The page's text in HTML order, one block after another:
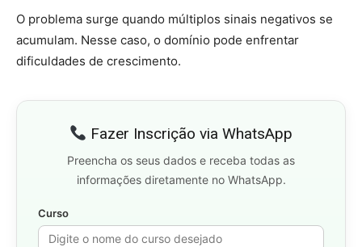
O problema surge quando múltiplos sinais negativos se
acumulam. Nesse caso, o domínio pode enfrentar
dificuldades de crescimento.
Fazer Inscrição via WhatsApp
Preencha os seus dados e receba todas as
informações diretamente no WhatsApp.
Curso